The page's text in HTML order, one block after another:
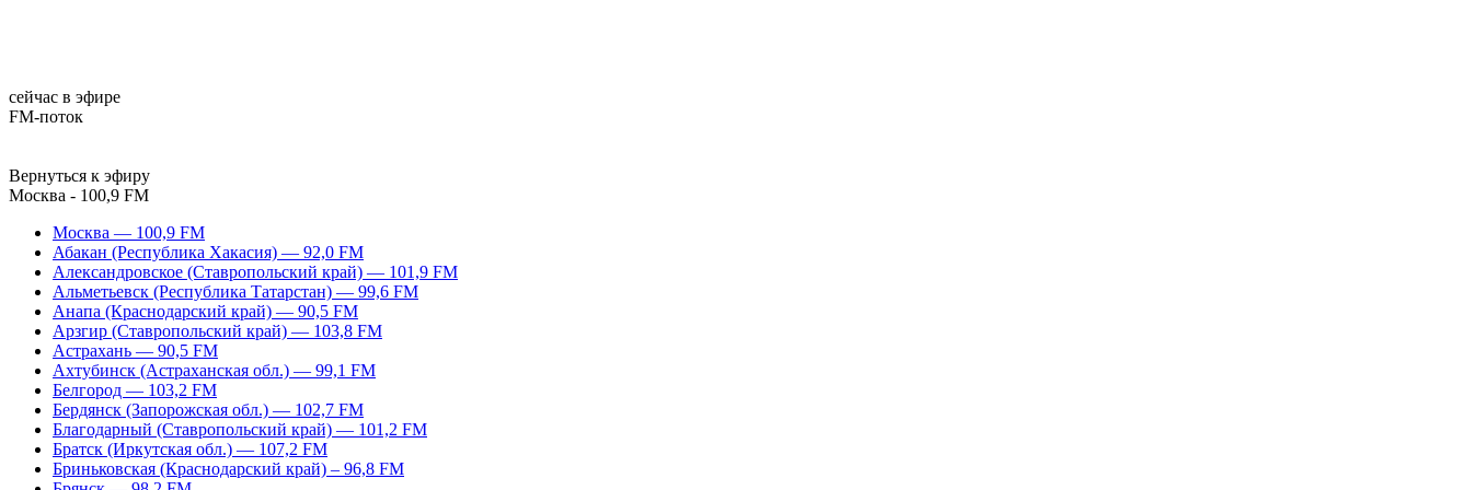
сейчас в эфире
FM-поток
Вернуться к эфиру
Москва - 100,9 FM
Москва — 100,9 FM
Абакан (Республика Хакасия) — 92,0 FM
Александровское (Ставропольский край) — 101,9 FM
Альметьевск (Республика Татарстан) — 99,6 FM
Анапа (Краснодарский край) — 90,5 FM
Арзгир (Ставропольский край) — 103,8 FM
Астрахань — 90,5 FM
Ахтубинск (Астраханская обл.) — 99,1 FM
Белгород — 103,2 FM
Бердянск (Запорожская обл.) — 102,7 FM
Благодарный (Ставропольский край) — 101,2 FM
Братск (Иркутская обл.) — 107,2 FM
Бриньковская (Краснодарский край) – 96,8 FM